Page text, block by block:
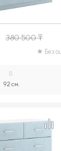
380 500₸
Без
В.
92 см.